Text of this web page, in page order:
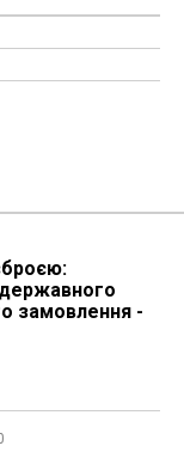
замовлення -